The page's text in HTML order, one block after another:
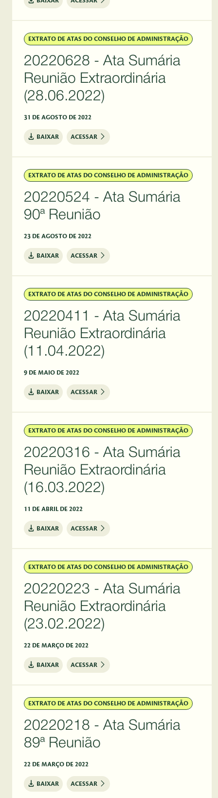
EXTRATO DE ATAS DO CONSELHO DE ADMINISTRAÇÃO
20220628 - Ata Sumária
Reunião Extraordinária
(28.06.2022)
31 DE AGOSTO DE 2022
BAIXAR ACESSAR
EXTRATO DE ATAS DO CONSELHO DE ADMINISTRAÇÃO
20220524 - Ata Sumária
90ª Reunião
23 DE AGOSTO DE 2022
BAIXAR ACESSAR
EXTRATO DE ATAS DO CONSELHO DE ADMINISTRAÇÃO
20220411 - Ata Sumária
Reunião Extraordinária
(11.04.2022)
9 DE MAIO DE 2022
BAIXAR ACESSAR
EXTRATO DE ATAS DO CONSELHO DE ADMINISTRAÇÃO
20220316 - Ata Sumária
Reunião Extraordinária
(16.03.2022)
11 DE ABRIL DE 2022
BAIXAR ACESSAR
EXTRATO DE ATAS DO CONSELHO DE ADMINISTRAÇÃO
20220223 - Ata Sumária
Reunião Extraordinária
(23.02.2022)
22 DE MARÇO DE 2022
BAIXAR ACESSAR
EXTRATO DE ATAS DO CONSELHO DE ADMINISTRAÇÃO
20220218 - Ata Sumária
89ª Reunião
22 DE MARÇO DE 2022
BAIXAR ACESSAR